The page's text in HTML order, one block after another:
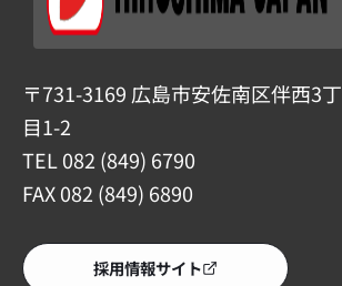
〒731-3169 広島市安佐南区伴西3丁
目1-2
TEL 082 (849) 6790
FAX 082 (849) 6890
採用情報サイト